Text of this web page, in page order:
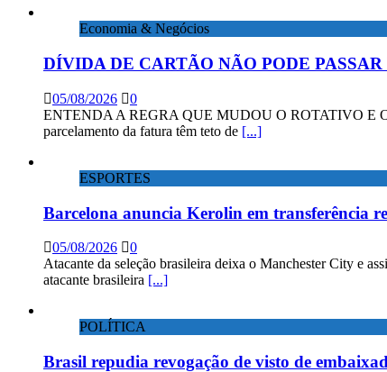
Economia & Negócios
DÍVIDA DE CARTÃO NÃO PODE
05/08/2026
0
ENTENDA A REGRA QUE MUDOU O ROTATIVO E O
parcelamento da fatura têm teto de [...]
ESPORTES
Barcelona anuncia Kerolin em transferência
05/08/2026
0
Atacante da seleção brasileira deixa o Manchester City e
atacante brasileira [...]
POLÍTICA
Brasil repudia revogação de visto de